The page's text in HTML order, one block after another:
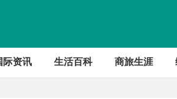
际资讯 生活百科 商旅生涯